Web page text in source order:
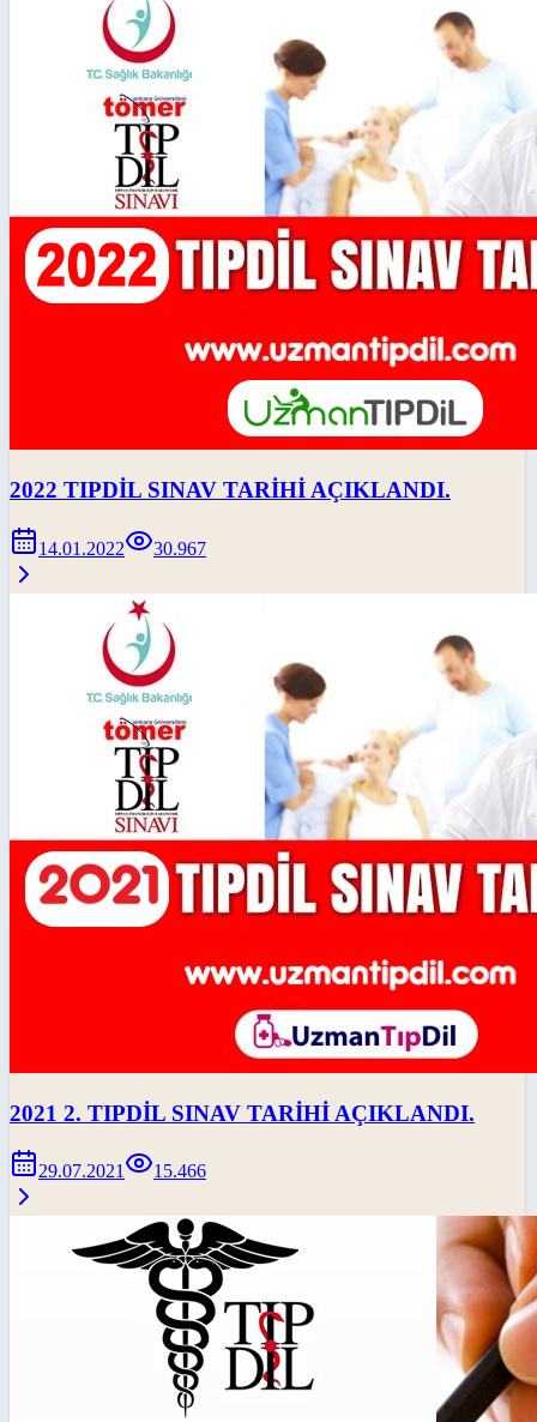
2022 TIPDİL SINAV TARİHİ AÇIKLANDI.
14.01.2022 30.967
2021 2. TIPDİL SINAV TARİHİ AÇIKLANDI.
29.07.2021 15.466